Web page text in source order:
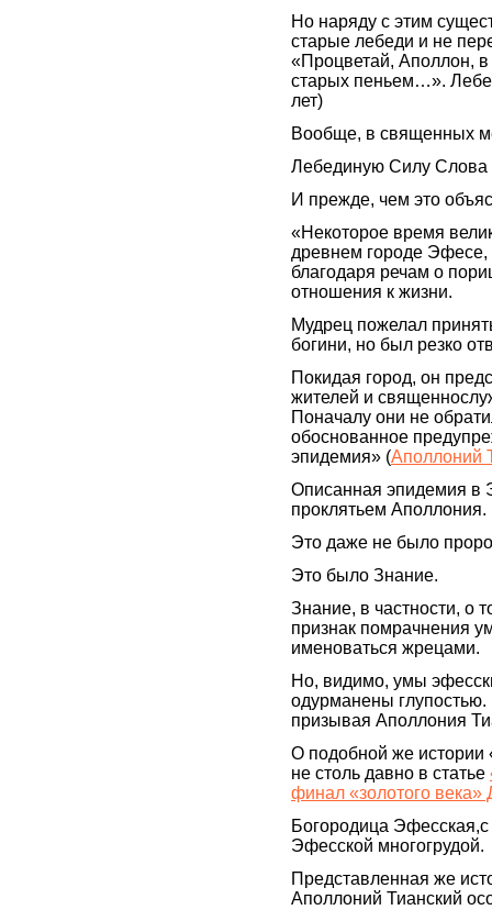
Но наряду с этим
старые лебеди и не
«Процветай, Аполлон,
старых пеньем…».
лет)
Вообще, в священных
Лебединую Силу Слова
И прежде, чем это
«Некоторое время
древнем городе Эфесе,
благодаря речам о
отношения к жизни.
Мудрец пожелал
богини, но был резко
Покидая город, он
жителей и
Поначалу они не
обоснованное
эпидемия» (Аполлоний
Описанная эпидемия в
проклятьем Аполлония.
Это даже не было
Это было Знание.
Знание, в частности, о
признак помрачнения
именоваться жрецами.
Но, видимо, умы
одурманены
призывая Аполлония
О подобной же истории
не столь давно в статье
финал «золотого
Богородица
Эфесской многогрудой.
Представленная же
Аполлоний Тианский